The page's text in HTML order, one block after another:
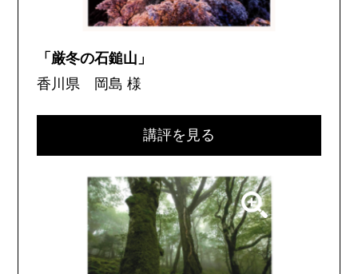
「厳冬の石鎚山」
香川県 岡島 様
講評を見る